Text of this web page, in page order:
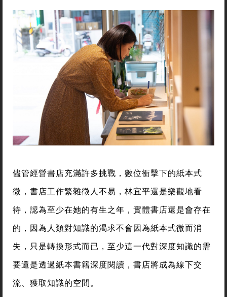
儘管經營書店充滿許多挑戰，數位衝擊下的紙本式
微，書店工作繁雜徵人不易，林宜平還是樂觀地看
待，認為至少在她的有生之年，實體書店還是會存在
的，因為人類對知識的渴求不會因為紙本式微而消
失，只是轉換形式而已，至少這一代對深度知識的需
要還是透過紙本書籍深度閱讀，書店將成為線下交
流、獲取知識的空間。